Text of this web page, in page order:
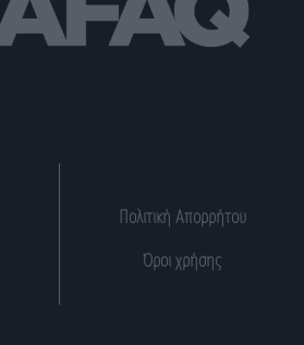
Πολιτική Απορρήτου
Όροι χρήσης